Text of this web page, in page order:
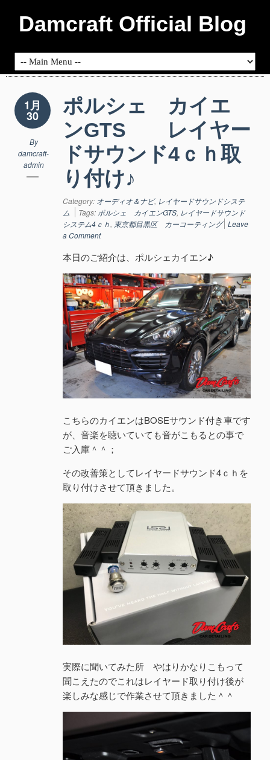
Damcraft Official Blog
1月
30
By
damcraft-
admin
ポルシェ カイエ
ンGTS レイヤー
ドサウンド4ｃｈ取
り付け♪
Category: オーディオ＆ナビ, レイヤードサウンドシステ
ム
Tags: ポルシェ カイエンGTS, レイヤードサウンド
システム4ｃｈ, 東京都目黒区 カーコーティング Leave
a Comment
本日のご紹介は、ポルシェカイエン♪
こちらのカイエンはBOSEサウンド付き車です
が、音楽を聴いていても音がこもるとの事で
ご入庫＾＾；
その改善策としてレイヤードサウンド4ｃｈを
取り付けさせて頂きました。
実際に聞いてみた所 やはりかなりこもって
聞こえたのでこれはレイヤード取り付け後が
楽しみな感じで作業させて頂きました＾＾